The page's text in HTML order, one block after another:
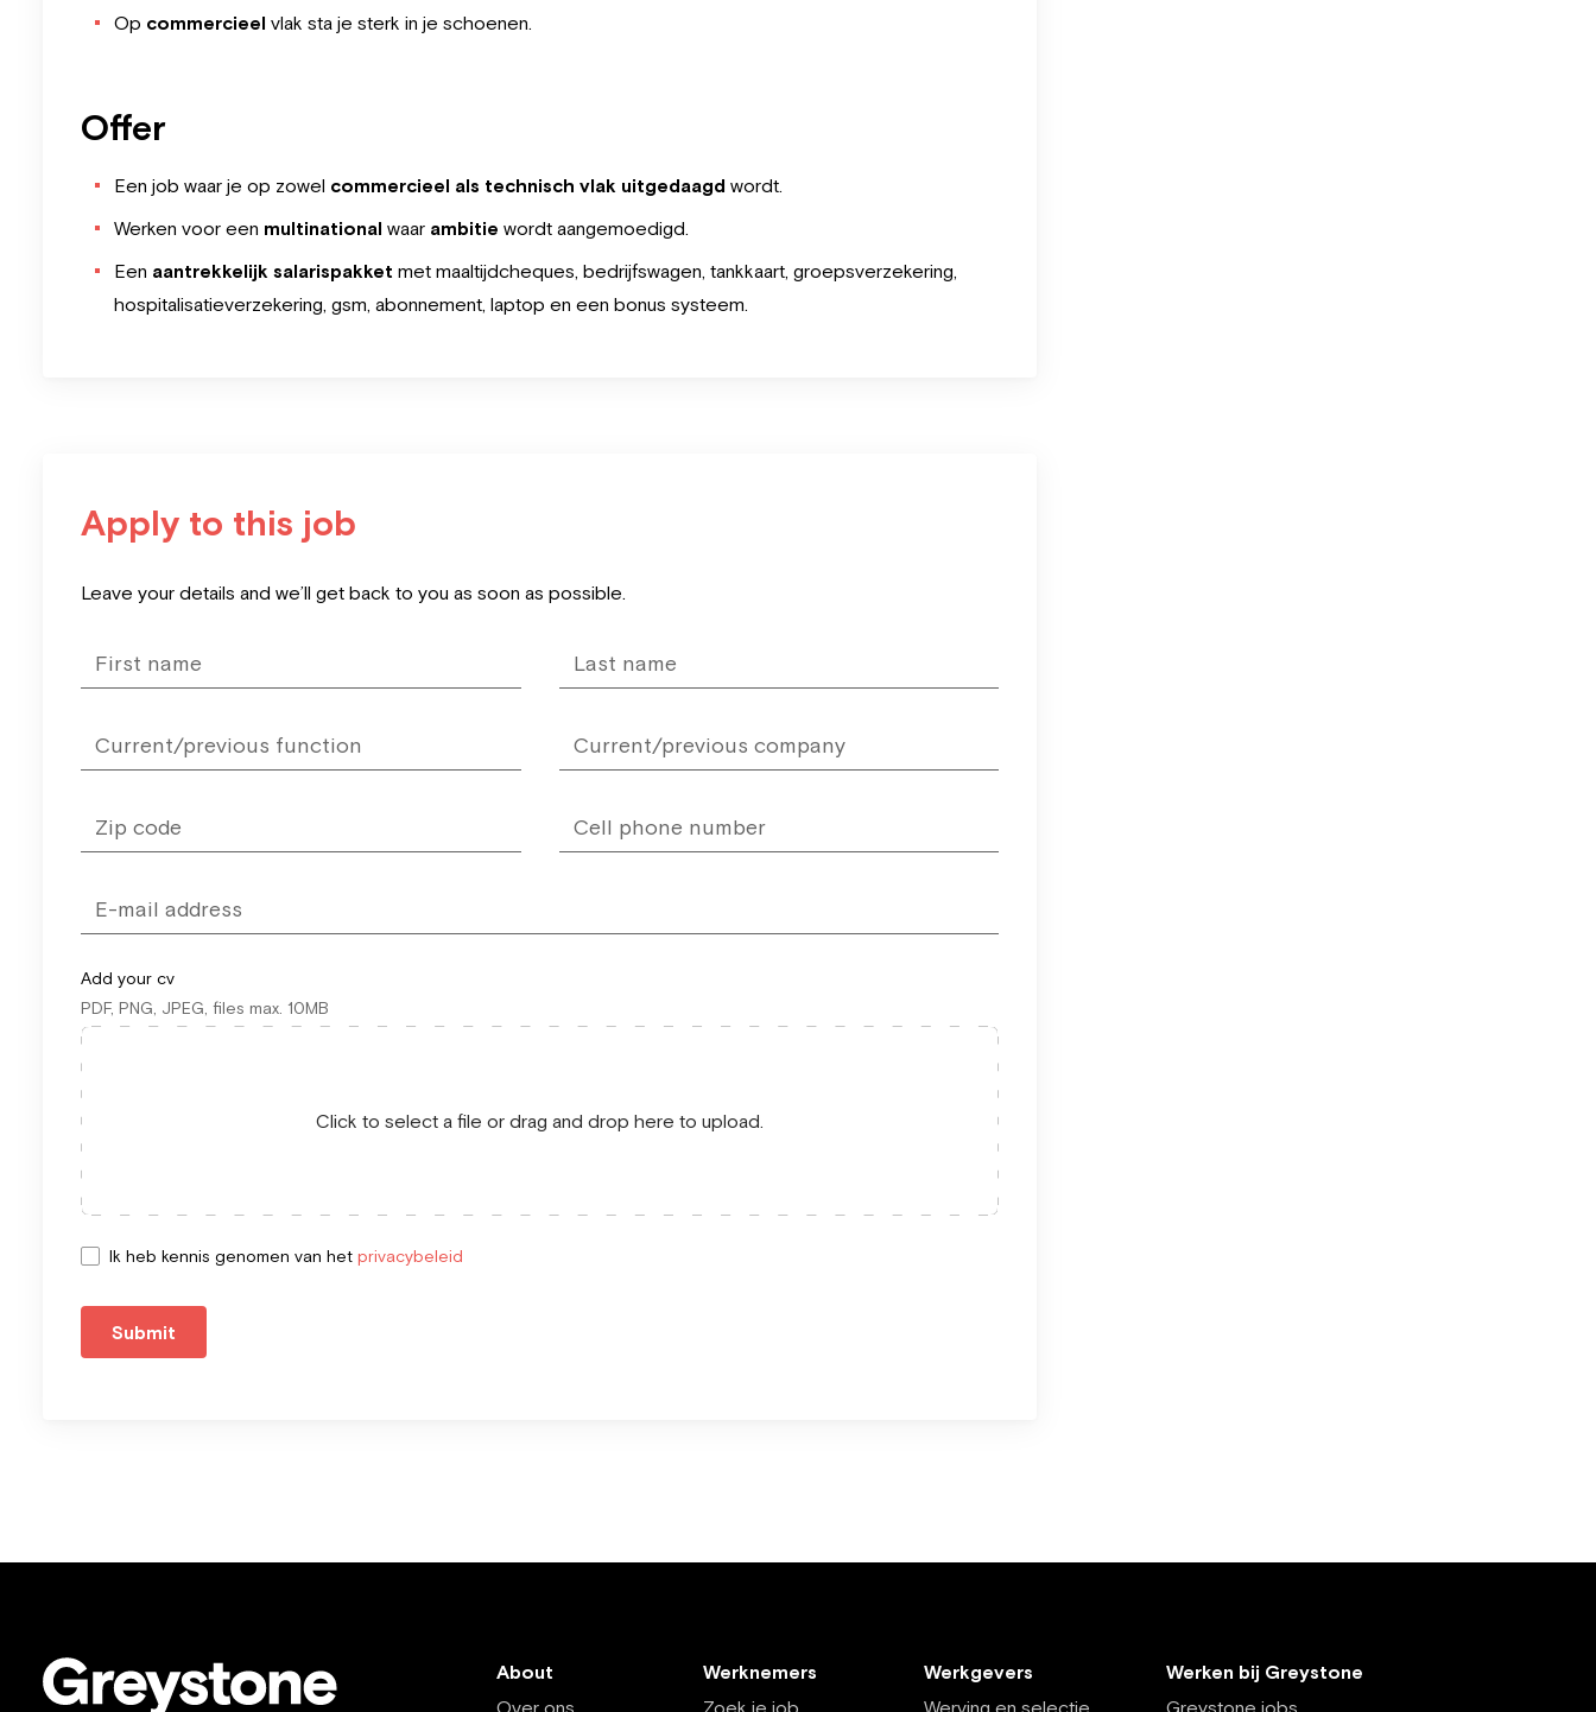
Op commercieel vlak sta je sterk in je schoenen.
Offer
Een job waar je op zowel commercieel als technisch vlak uitgedaagd wordt.
Werken voor een multinational waar ambitie wordt aangemoedigd.
Een aantrekkelijk salarispakket met maaltijdcheques, bedrijfswagen, tankkaart, groepsverzekering,
hospitalisatieverzekering, gsm, abonnement, laptop en een bonus systeem.
Apply to this job
blank
Leave your details and we’ll get back to you as soon as possible.
Add your cv
PDF, PNG, JPEG, files max. 10MB
Click to select a file or drag and drop here to upload.
Ik heb kennis genomen van het privacybeleid
Submit
About
Over ons
Werknemers
Zoek je job
Werkgevers
Werving en selectie
Werken bij Greystone
Greystone jobs